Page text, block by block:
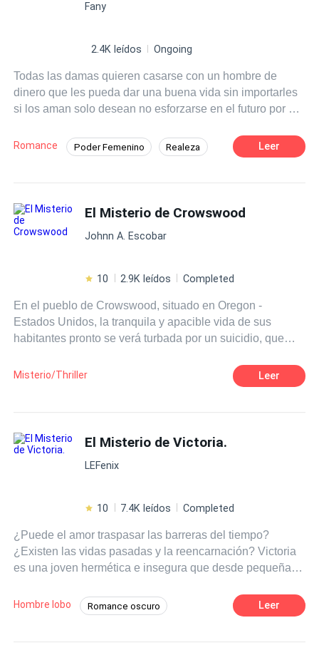
Fany
2.4K leídos Ongoing
Todas las damas quieren casarse con un hombre de
dinero que les pueda dar una buena vida sin importarles
si los aman solo desean no esforzarse en el futuro por el
medios aunque en esta sociedad tan machista es muy
difícil ser una mujer independiente.
Romance Poder Femenino Realeza Leer
El Misterio de Crowswood
Johnn A. Escobar
10 2.9K leídos Completed
En el pueblo de Crowswood, situado en Oregon -
Estados Unidos, la tranquila y apacible vida de sus
habitantes pronto se verá turbada por un suicidio, que
ellos algo más perverso, antiguo y maligno, ligado a la
tormentosa historia local, un secreto que nunca debería
Misterio/Thriller Leer
El Misterio de Victoria.
LEFenix
10 7.4K leídos Completed
¿Puede el amor traspasar las barreras del tiempo?
¿Existen las vidas pasadas y la reencarnación? Victoria
es una joven hermética e insegura que desde pequeña
como "ángeles y demonios en forma de lobos"; sin
embargo, no solo ve a estas criaturas, también contempla
Hombre lobo Romance oscuro Leer